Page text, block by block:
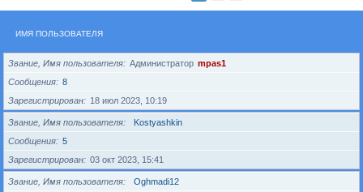
ИМЯ ПОЛЬЗОВАТЕЛЯ
Звание, Имя пользователя Администратор mpas1
Сообщения
8
Зарегистрирован
18 июл 2023, 10:19
Звание, Имя пользователя
Kostyashkin
Сообщения
5
Зарегистрирован
03 окт 2023, 15:41
Звание, Имя пользователя
Oghmadi12